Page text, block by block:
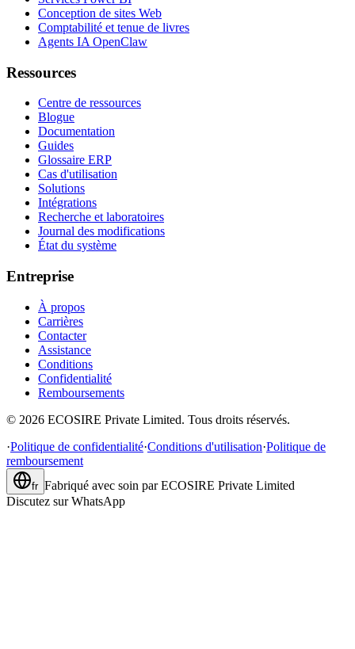
Conception de sites Web
Comptabilité et tenue de livres
Agents IA OpenClaw
Ressources
Centre de ressources
Blogue
Documentation
Guides
Glossaire ERP
Cas d'utilisation
Solutions
Intégrations
Recherche et laboratoires
Journal des modifications
État du système
Entreprise
À propos
Carrières
Contacter
Assistance
Conditions
Confidentialité
Remboursements
© 2026 ECOSIRE Private Limited. Tous droits réservés.
·Politique de confidentialité·Conditions d'utilisation·Politique de
remboursement
fr Fabriqué avec soin par ECOSIRE Private Limited
Discutez sur WhatsApp